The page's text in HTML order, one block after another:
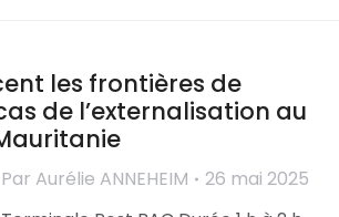
les frontières de
de l’externalisation au
Par Aurélie ANNEHEIM
26 mai 2025